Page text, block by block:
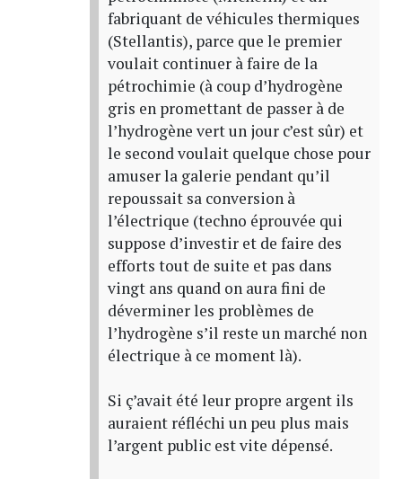
fabriquant de véhicules thermiques
(Stellantis), parce que le premier
voulait continuer à faire de la
pétrochimie (à coup d’hydrogène
gris en promettant de passer à de
l’hydrogène vert un jour c’est sûr) et
le second voulait quelque chose pour
amuser la galerie pendant qu’il
repoussait sa conversion à
l’électrique (techno éprouvée qui
suppose d’investir et de faire des
efforts tout de suite et pas dans
vingt ans quand on aura fini de
déverminer les problèmes de
l’hydrogène s’il reste un marché non
électrique à ce moment là).
Si ç’avait été leur propre argent ils
auraient réfléchi un peu plus mais
l’argent public est vite dépensé.